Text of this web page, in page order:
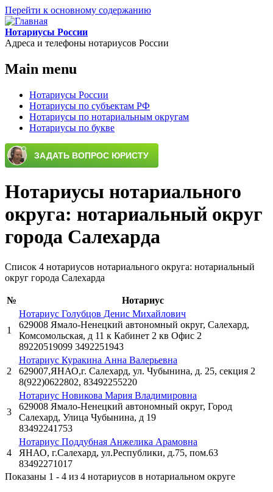
Перейти к основному содержанию
Нотариусы России
Адреса и телефоны нотариусов России
Main menu
Нотариусы России
Нотариусы по субъектам РФ
Нотариусы по нотариальным округам
Нотариусы по букве
Нотариусы нотариального
округа: нотариальный округ
города Салехарда
Список 4 нотариусов нотариального округа: нотариальный
округ города Салехарда
№ Нотариус
1
Нотариус Голубцов Денис Михайлович
629008 Ямало-Ненецкий автономный округ, Салехард,
Комсомольская, д 11 к Кабинет 2 кв Офис 2
89220519099 3492251943
2
Нотариус Куракина Анна Валерьевна
629007,ЯНАО,г. Салехард, ул. Чубынина, д. 25, секция 2
8(922)0622802, 83492255220
3
Нотариус Новикова Мария Владимировна
629008 Ямало-Ненецкий автономный округ, Город
Салехард, Улица Чубынина, д 19
83492241753
4
Нотариус Поддубная Анжелика Арамовна
ЯНАО, г.Салехард, ул.Республики, д.75, пом.63
83492271017
Показаны 1 - 4 из 4 нотариусов в нотариальном округе